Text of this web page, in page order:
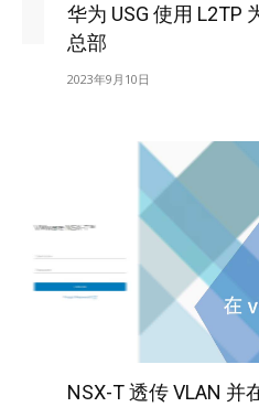
华为 USG 使用 L2TP
总部
2023年9月10日
NSX-T 透传 VLAN 并